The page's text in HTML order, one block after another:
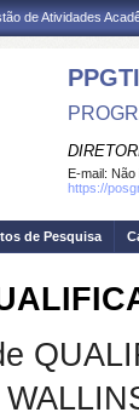
de Atividades
E-mail: Não
https://
de Pesquisa